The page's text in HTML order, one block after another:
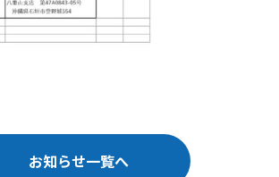
お知らせ一覧へ